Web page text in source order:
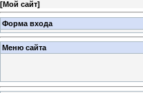
[Мой сайт]
Форма входа
Меню сайта